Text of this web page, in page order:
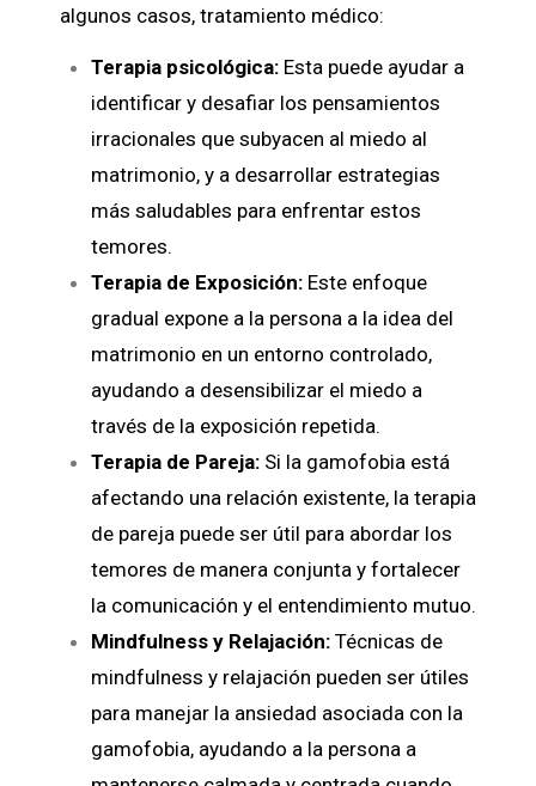
algunos casos, tratamiento médico:
Terapia psicológica: Esta puede ayudar a
identificar y desafiar los pensamientos
irracionales que subyacen al miedo al
matrimonio, y a desarrollar estrategias
más saludables para enfrentar estos
temores.
Terapia de Exposición: Este enfoque
gradual expone a la persona a la idea del
matrimonio en un entorno controlado,
ayudando a desensibilizar el miedo a
través de la exposición repetida.
Terapia de Pareja: Si la gamofobia está
afectando una relación existente, la terapia
de pareja puede ser útil para abordar los
temores de manera conjunta y fortalecer
la comunicación y el entendimiento mutuo.
Mindfulness y Relajación: Técnicas de
mindfulness y relajación pueden ser útiles
para manejar la ansiedad asociada con la
gamofobia, ayudando a la persona a